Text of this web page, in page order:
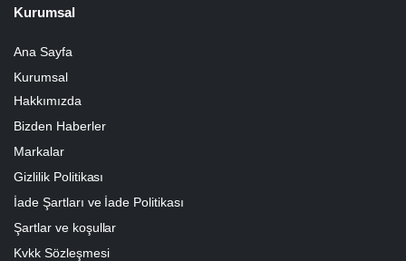
Kurumsal
Ana Sayfa
Kurumsal
Hakkımızda
Bizden Haberler
Markalar
Gizlilik Politikası
İade Şartları ve İade Politikası
Şartlar ve koşullar
Kvkk Sözleşmesi